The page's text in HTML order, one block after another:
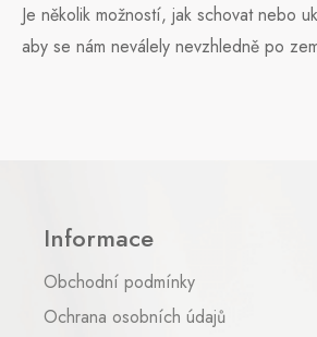
Je několik možností, jak schovat nebo
aby se nám neválely nevzhledně po
Informace
Obchodní podmínky
Ochrana osobních údajů